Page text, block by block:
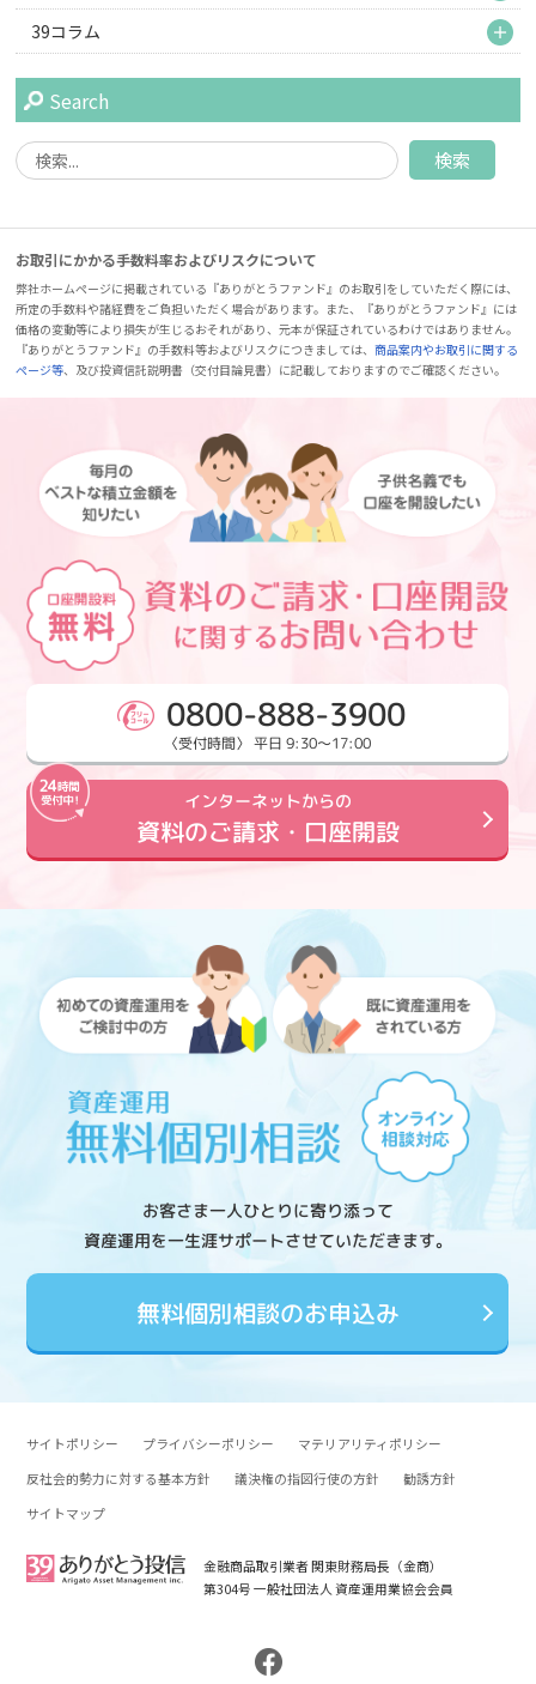
39コラム
Search
お取引にかかる手数料率およびリスクについて
弊社ホームページに掲載されている『ありがとうファンド』のお取引をしていただく際には、
所定の手数料や諸経費をご負担いただく場合があります。また、『ありがとうファンド』には
価格の変動等により損失が生じるおそれがあり、元本が保証されているわけではありません。
『ありがとうファンド』の手数料等およびリスクにつきましては、商品案内やお取引に関する
ページ等、及び投資信託説明書（交付目論見書）に記載しておりますのでご確認ください。
0800-888-3900
〈受付時間〉 平日 9:30～17:00
インターネットからの
資料のご請求・口座開設
お客さま一人ひとりに寄り添って
資産運用を一生涯サポートさせていただきます。
無料個別相談のお申込み
サイトポリシー プライバシーポリシー
マテリアリティポリシー
反社会的勢力に対する基本方針
議決権の指図行使の方針
勧誘方針
サイトマップ
金融商品取引業者 関東財務局長（金商）
第304号 一般社団法人 資産運用業協会会員